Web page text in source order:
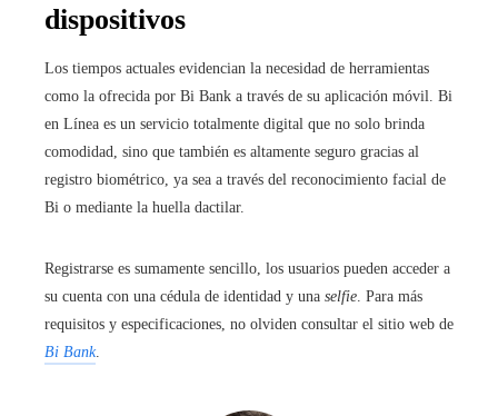
dispositivos
Los tiempos actuales evidencian la necesidad de herramientas
como la ofrecida por Bi Bank a través de su aplicación móvil. Bi
en Línea es un servicio totalmente digital que no solo brinda
comodidad, sino que también es altamente seguro gracias al
registro biométrico, ya sea a través del reconocimiento facial de
Bi o mediante la huella dactilar.
Registrarse es sumamente sencillo, los usuarios pueden acceder a
su cuenta con una cédula de identidad y una selfie. Para más
requisitos y especificaciones, no olviden consultar el sitio web de
Bi Bank.